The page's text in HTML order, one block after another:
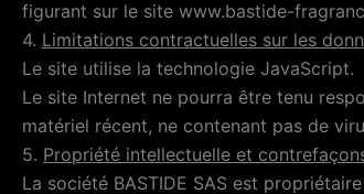
figurant sur le site www.bastide-
4. Limitations contractuelles sur les
Le site utilise la technologie JavaScript.
Le site Internet ne pourra être tenu
matériel récent, ne contenant pas de
5. Propriété intellectuelle et
La société BASTIDE SAS est